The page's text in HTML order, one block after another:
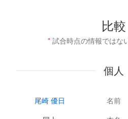
比較
* 試合時点の情報ではな
個人
尾崎 優日 名前